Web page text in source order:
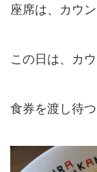
座席は、カウ
この日は、カ
食券を渡し待